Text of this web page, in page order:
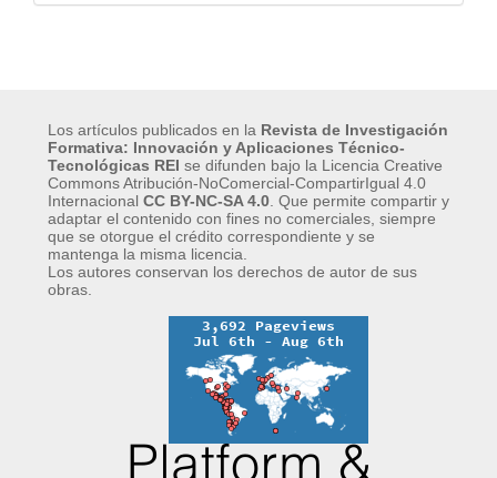
Los artículos publicados en la Revista de Investigación
Formativa: Innovación y Aplicaciones Técnico-
Tecnológicas REI se difunden bajo la Licencia Creative
Commons Atribución-NoComercial-CompartirIgual 4.0
Internacional CC BY-NC-SA 4.0. Que permite compartir y
adaptar el contenido con fines no comerciales, siempre
que se otorgue el crédito correspondiente y se
mantenga la misma licencia.
Los autores conservan los derechos de autor de sus
obras.